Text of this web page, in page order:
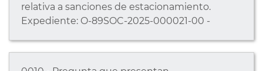
relativa a sanciones de estacionamiento.
Expediente: O-89SOC-2025-000021-00 -